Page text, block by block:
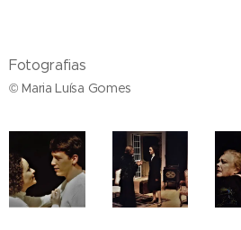
Fotografias
© Maria Luísa Gomes